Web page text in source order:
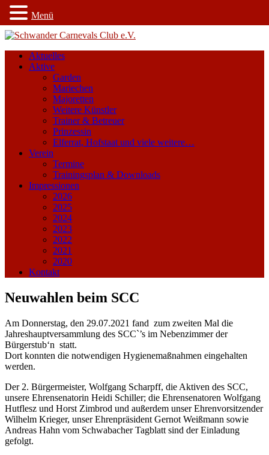
Aktuelles
Aktive
Garden
Mariechen
Majoretten
Weitere Künstler
Trainer & Betreuer
Prinzessin
Elferrat, Hofstaat und viele weitere…
Verein
Termine
Trainingsplan & Downloads
Impressionen
2026
2025
2024
2023
2022
2021
2020
Kontakt
Neuwahlen beim SCC
Am Donnerstag, den 29.07.2021 fand zum zweiten Mal die
Jahreshauptversammlung des SCC`’s im Nebenzimmer der
Bürgerstub‘n statt.
Dort konnten die notwendigen Hygienemaßnahmen eingehalten
werden.
Der 2. Bürgermeister, Wolfgang Scharpff, die Aktiven des SCC,
unsere Ehrensenatorin Heidi Schiller; die Ehrensenatoren Wolfgang
Hutflesz und Horst Zimbrod und außerdem unser Ehrenvorsitzender
Wilhelm Krieger, unser Ehrenpräsident Gernot Weißmann sowie
Andreas Hahn vom Schwabacher Tagblatt sind der Einladung
gefolgt.
Menü